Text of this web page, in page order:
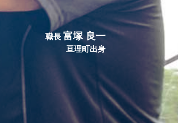
職長富塚 良一
亘理町出身